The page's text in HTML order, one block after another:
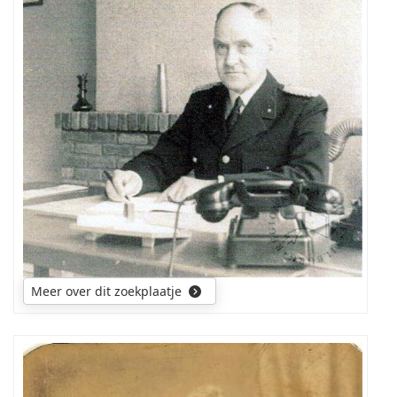
weet
mij
te
helpen
met
zijn
herkomst
en
nazaten
?
Meer over dit zoekplaatje
kan